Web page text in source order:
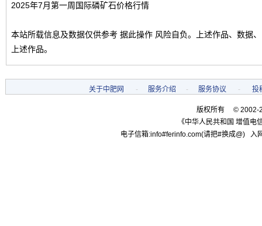
2025年7月第一周国际磷矿石价格行情
本站所载信息及数据仅供参考 据此操作 风险自负。上述作品、数据
上述作品。
关于中肥网 - 服务介绍 - 服务协议 - 投
版权所有 © 2002-
《中华人民共和国 增值电
电子信箱:info#ferinfo.com(请把#换成@)